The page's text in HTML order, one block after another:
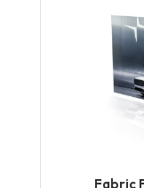
produktsidan
Fabric